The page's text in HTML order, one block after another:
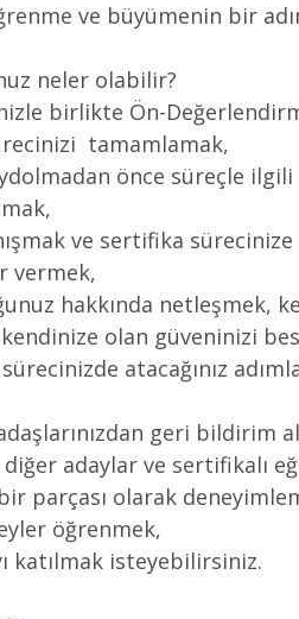
ve büyümenin bir
neler olabilir?
birlikte Ön-
tamamlamak,
önce süreçle
ve sertifika
vermek,
hakkında netleşmek,
olan güveninizi
atacağınız
geri bildirim
adaylar ve sertifikalı
parçası olarak
öğrenmek,
katılmak isteyebilirsiniz.